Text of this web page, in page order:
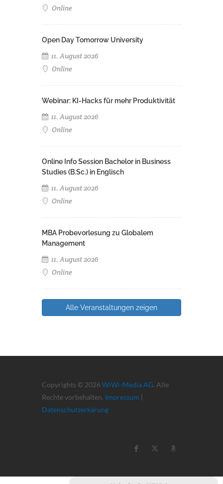
Online
Open Day Tomorrow University
11. August 2026
Online
Webinar: KI-Hacks für mehr Produktivität
11. August 2026
Online
Online Info Session Bachelor in Business
Studies (B.Sc.) in Englisch
11. August 2026
Online
MBA Probevorlesung zu Globalem
Management
11. August 2026
Online
Alle Veranstaltungen zeigen
Copyrights © 2026 WiWi-Media AG. Alle
Rechte vorbehalten. Impressum |
Datenschutzerkärung